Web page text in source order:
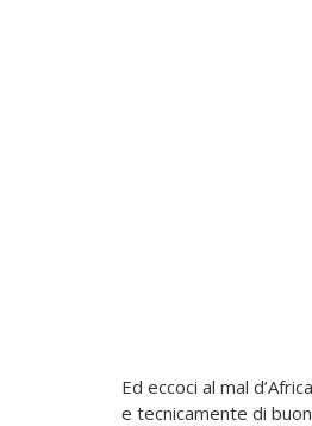
Ed eccoci al mal
e tecnicamente di